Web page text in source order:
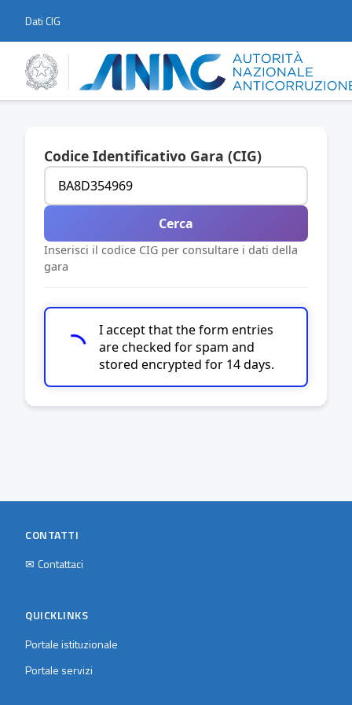
Dati CIG
Codice Identificativo Gara (CIG)
Cerca
Inserisci il codice CIG per consultare i dati della
gara
I accept that the form entries
are checked for spam and
stored encrypted for 14 days.
CONTATTI
✉ Contattaci
QUICKLINKS
Portale istituzionale
Portale servizi